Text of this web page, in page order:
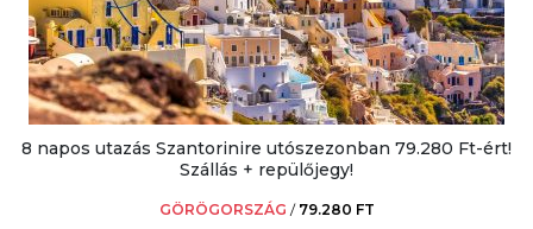
8 napos utazás Szantorinire utószezonban 79.280 Ft-ért!
Szállás + repülőjegy!
GÖRÖGORSZÁG / 79.280 FT